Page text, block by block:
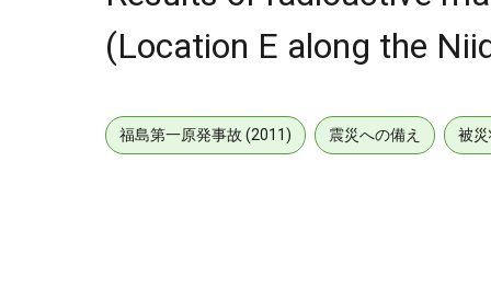
(Location E along the
福島第一原発事故 (2011) 震災への備え 被災